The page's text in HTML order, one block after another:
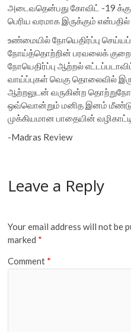
அடைவதென்பது கோவிட் -19 க்கு
பெரிய வரமாக இருக்கும்
உண்மையில் நோயெதிர்ப்பு
நோய்த்தொற்றின் பரவலைக்
நோயெதிர்ப்பு ஆற்றல்
வாய்ப்புகள் வெகு தொலைவில்
ஆற்றலுடன் வருகின்ற
ஒவ்வொன்றும் மனித இனம் மீண்டும்
முக்கியமான பாதையின்
-Madras Review
Leave a Reply
Your email address will not be
marked *
Comment *